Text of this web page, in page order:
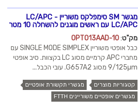
מגשר SM סימפלקס משוריין LC/APC -
LC/APC עם ראשים מוגנים להשחלה 10 מטר
מק"ט:
OPT013AAD-10
כבל אופטי משוריין SINGLE MODE SIMPLEX עם
מחברי APC קרמיים מסוג LC בקצוות. סיב אופטי
9/125µm מסוג G657A2. עובי הכבל...
קטגוריות מוצרים
מגשרי תקשורת אופטיים
מגשרים אופטיים משוריינים FTTH